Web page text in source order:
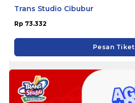
Trans Studio Cibubur
Rp 73.332
Pesan Tiket